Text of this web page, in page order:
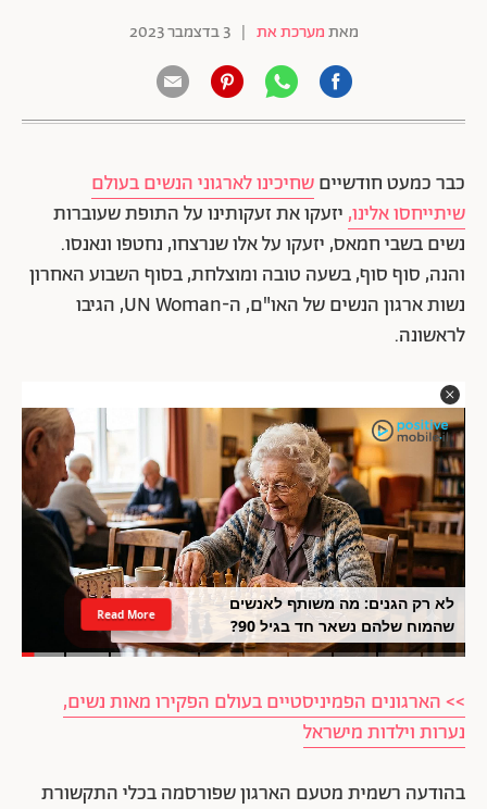
מאתמערכת את | 3 בדצמבר 2023
כבר כמעט חודשייםשחיכינו לארגוני הנשים בעולם
שיתייחסו אלינו,יזעקו את זעקותינו על התופת שעוברות
נשים בשבי חמאס, יזעקו על אלו שנרצחו, נחטפו ונאנסו.
והנה, סוף סוף, בשעה טובה ומוצלחת, בסוף השבוע האחרון
נשות ארגון הנשים של האו"ם, ה-UN Woman, הגיבו
לראשונה.
לא רק הגנים: מה משותף לאנשים
שהמוח שלהם נשאר חד בגיל 90?
Read More
>> הארגונים הפמיניסטיים בעולם הפקירו מאות נשים,
נערות וילדות מישראל
בהודעה רשמית מטעם הארגון שפורסמה בכלי התקשורת